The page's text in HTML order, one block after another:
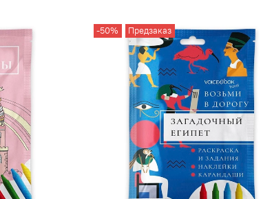
-50% Предзаказ